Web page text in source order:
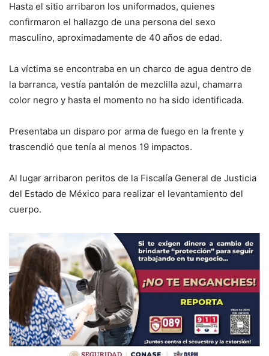
Hasta el sitio arribaron los uniformados, quienes
confirmaron el hallazgo de una persona del sexo
masculino, aproximadamente de 40 años de edad.
La víctima se encontraba en un charco de agua dentro de
la barranca, vestía pantalón de mezclilla azul, chamarra
color negro y hasta el momento no ha sido identificada.
Presentaba un disparo por arma de fuego en la frente y
trascendió que tenía al menos 19 impactos.
Al lugar arribaron peritos de la Fiscalía General de Justicia
del Estado de México para realizar el levantamiento del
cuerpo.